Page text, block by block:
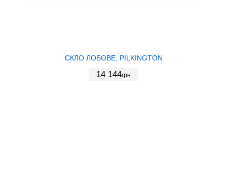
СКЛО ЛОБОВЕ, PILKINGTON
14 144грн